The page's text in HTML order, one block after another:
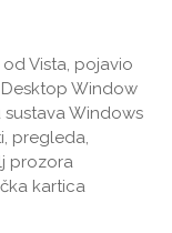
Vista, pojavio
Window
sustava Windows
pregleda,
prozora
kartica